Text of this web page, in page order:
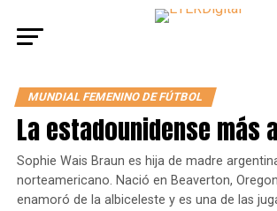
MUNDIAL FEMENINO DE FÚTBOL
La estadounidense más
Sophie Wais Braun es hija de madre
norteamericano. Nació en Beaverton,
enamoró de la albiceleste y es una de las